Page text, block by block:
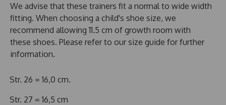
We advise that these trainers fit a normal to wide width
fitting. When choosing a child's shoe size, we
recommend allowing 11.5 cm of growth room with
these shoes. Please refer to our size guide for further
information.
Str. 26 = 16,0 cm.
Str. 27 = 16,5 cm